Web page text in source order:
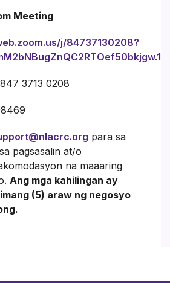
Meeting
j/84737130208?
3713 0208
para sa
pagsasalin at/o
na maaaring
Ang mga kahilingan ay
(5) araw ng negosyo